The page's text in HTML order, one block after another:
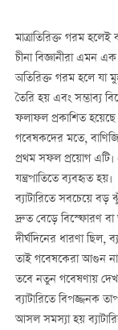
মাত্রাতিরিক্ত গরম হলেই
চীনা বিজ্ঞানীরা এমন
অতিরিক্ত গরম হলে যা
তৈরি হয় এবং সম্ভাব্য
ফলাফল প্রকাশিত হয়েছে
গবেষকদের মতে,
প্রথম সফল প্রয়োগ এটি।
যন্ত্রপাতিতে ব্যবহৃত হয়।
ব্যাটারিতে সবচেয়ে বড়
দ্রুত বেড়ে বিস্ফোরণ
দীর্ঘদিনের ধারণা
তাই গবেষকেরা আগুন
তবে নতুন গবেষণায়
ব্যাটারিতে বিপজ্জনক
আসল সমস্যা হয়